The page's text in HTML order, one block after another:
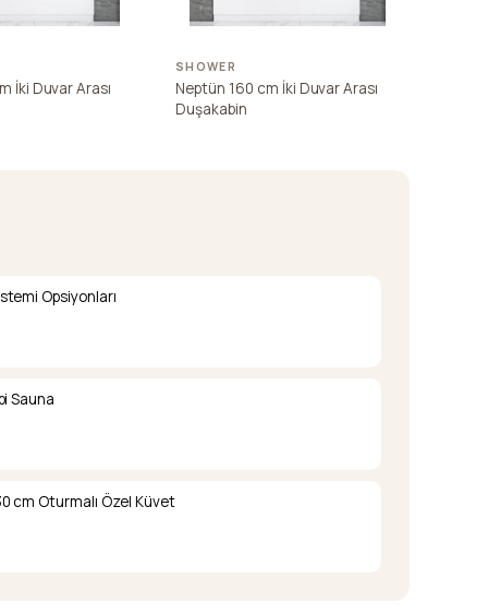
İki Duvar Arası
SHOWER
Neptün 160 cm İki Duvar Arası
Duşakabin
Opsiyonları
Sauna
cm Oturmalı Özel Küvet